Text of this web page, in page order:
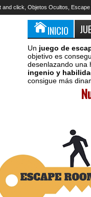
click, Objetos Ocultos,
INICIO
Un juego de
objetivo es
desenlazando una
ingenio y
consigue más